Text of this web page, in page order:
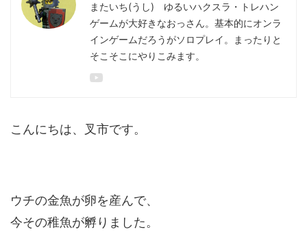
またいち(うし) ゆるいハクスラ・トレハン
ゲームが大好きなおっさん。基本的にオンラ
インゲームだろうがソロプレイ。まったりと
そこそこにやりこみます。
こんにちは、叉市です。
ウチの金魚が卵を産んで、
今その稚魚が孵りました。